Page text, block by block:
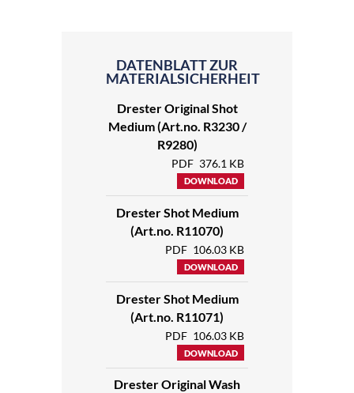
DATENBLATT ZUR
MATERIALSICHERHEIT
Drester Original Shot
Medium (Art.no. R3230 /
R9280)
PDF 376.1 KB
DOWNLOAD
Drester Shot Medium
(Art.no. R11070)
PDF 106.03 KB
DOWNLOAD
Drester Shot Medium
(Art.no. R11071)
PDF 106.03 KB
DOWNLOAD
Drester Original Wash